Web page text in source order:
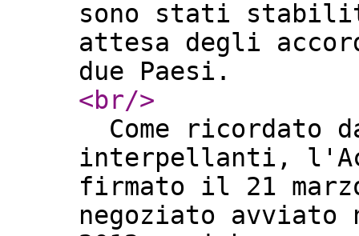
sono stati
attesa degli
due Paesi.
<br/>
Come ricordato
interpellanti,
firmato il 21
negoziato avviato